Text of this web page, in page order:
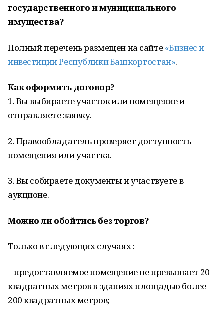
государственного и муниципального
имущества?
Полный перечень размещен на сайте«Бизнес и
инвестиции Республики Башкортостан».
Как оформить договор?
1. Вы выбираете участок или помещение и
отправляете заявку.
2. Правообладатель проверяет доступность
помещения или участка.
3. Вы собираете документы и участвуете в
аукционе.
Можно ли обойтись без торгов?
Только в следующих случаях :
– предоставляемое помещение не превышает 20
квадратных метров в зданиях площадью более
200 квадратных метров;